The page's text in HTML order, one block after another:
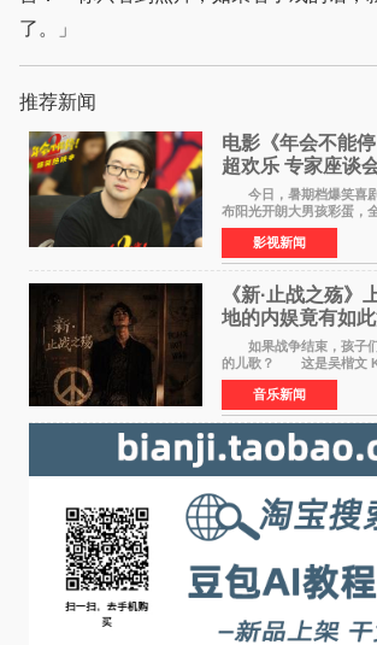
了。」
推荐新闻
电影《年会不能
超欢乐 专家座谈
满满
今日，暑期档爆笑喜剧
布阳光开朗大男孩彩蛋，
位狂欢模式。影片于昨日
导演董润年、总制片人应
业内、学界专家
影视新闻
《新·止战之殇》
地的内娱竟有如
如果战争结束，孩子们
的儿歌？ 这是吴楷文
殇》时最初的想法。 从
地区局势，到世界各地仍
战争从来不只
音乐新闻